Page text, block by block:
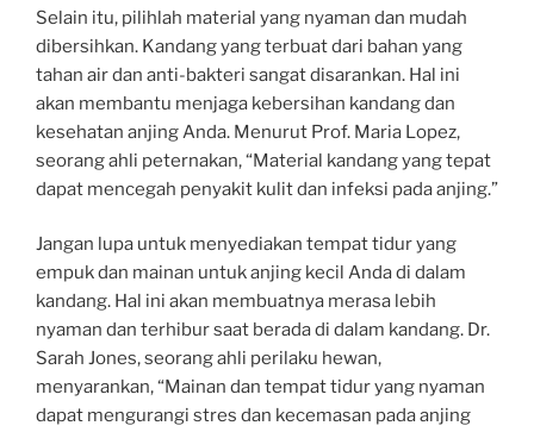
Selain itu, pilihlah material yang nyaman dan mudah
dibersihkan. Kandang yang terbuat dari bahan yang
tahan air dan anti-bakteri sangat disarankan. Hal ini
akan membantu menjaga kebersihan kandang dan
kesehatan anjing Anda. Menurut Prof. Maria Lopez,
seorang ahli peternakan, “Material kandang yang tepat
dapat mencegah penyakit kulit dan infeksi pada anjing.”
Jangan lupa untuk menyediakan tempat tidur yang
empuk dan mainan untuk anjing kecil Anda di dalam
kandang. Hal ini akan membuatnya merasa lebih
nyaman dan terhibur saat berada di dalam kandang. Dr.
Sarah Jones, seorang ahli perilaku hewan,
menyarankan, “Mainan dan tempat tidur yang nyaman
dapat mengurangi stres dan kecemasan pada anjing